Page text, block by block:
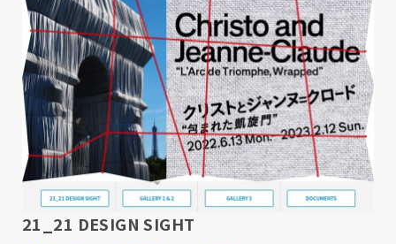
21_21 DESIGN SIGHT